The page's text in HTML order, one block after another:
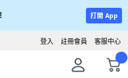
打開 App
客服中心
註冊會員
登入